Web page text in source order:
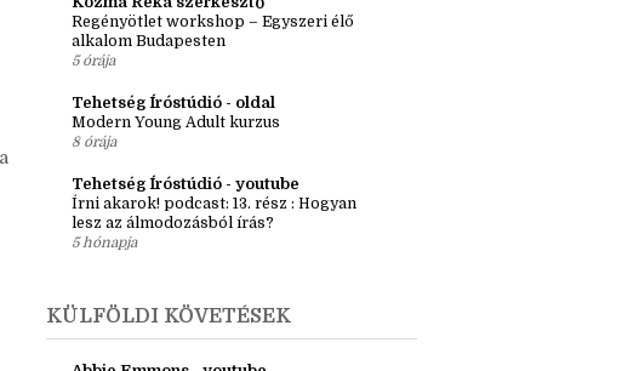
SZAKMAI KÖVETÉSEK
Regényötlet workshop – Egyszeri élő
alkalom Budapesten
5 órája
Tehetség Íróstúdió - oldal
Modern Young Adult kurzus
8 órája
lesz az álmodozásból írás?
5 hónapja